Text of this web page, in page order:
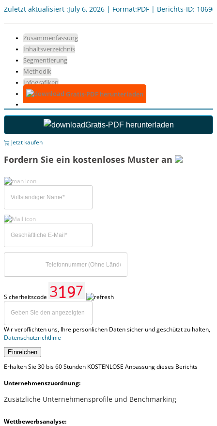
Zuletzt aktualisiert :July 6, 2026 | Format:PDF | Berichts-ID:
Zusammenfassung
Inhaltsverzeichnis
Segmentierung
Methodik
Infografiken
Gratis-PDF herunterladen
Gratis-PDF herunterladen
Jetzt kaufen
Fordern Sie ein kostenloses Muster an
Sicherheitscode
Wir verpflichten uns, Ihre persönlichen Daten sicher und geschützt zu halten,
Datenschutzrichtlinie
Einreichen
Erhalten Sie 30 bis 60 Stunden KOSTENLOSE Anpassung dieses Berichts
Unternehmenszuordnung:
Zusätzliche Unternehmensprofile und Benchmarking
Wettbewerbsanalyse: